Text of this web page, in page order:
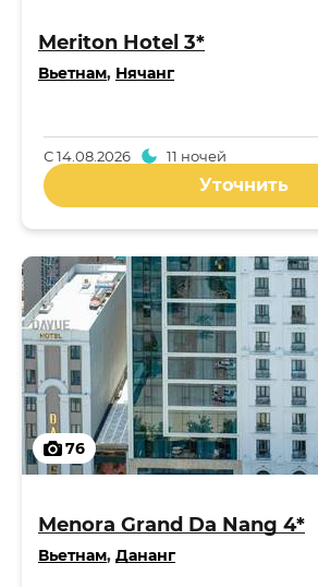
Meriton Hotel 3*
Вьетнам, Нячанг
С14.08.2026 11 ночей
Уточнить
76
Menora Grand Da Nang 4*
Вьетнам, Дананг